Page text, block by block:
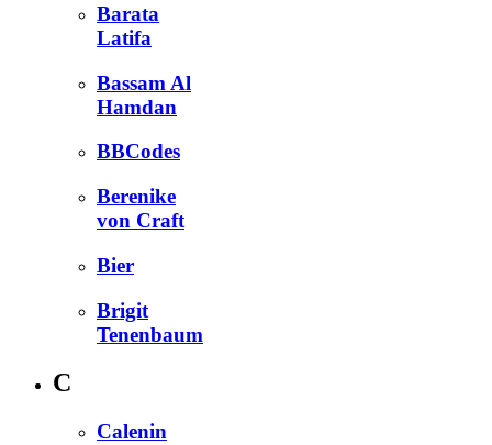
Barata
Latifa
Bassam Al
Hamdan
BBCodes
Berenike
von Craft
Bier
Brigit
Tenenbaum
C
Calenin